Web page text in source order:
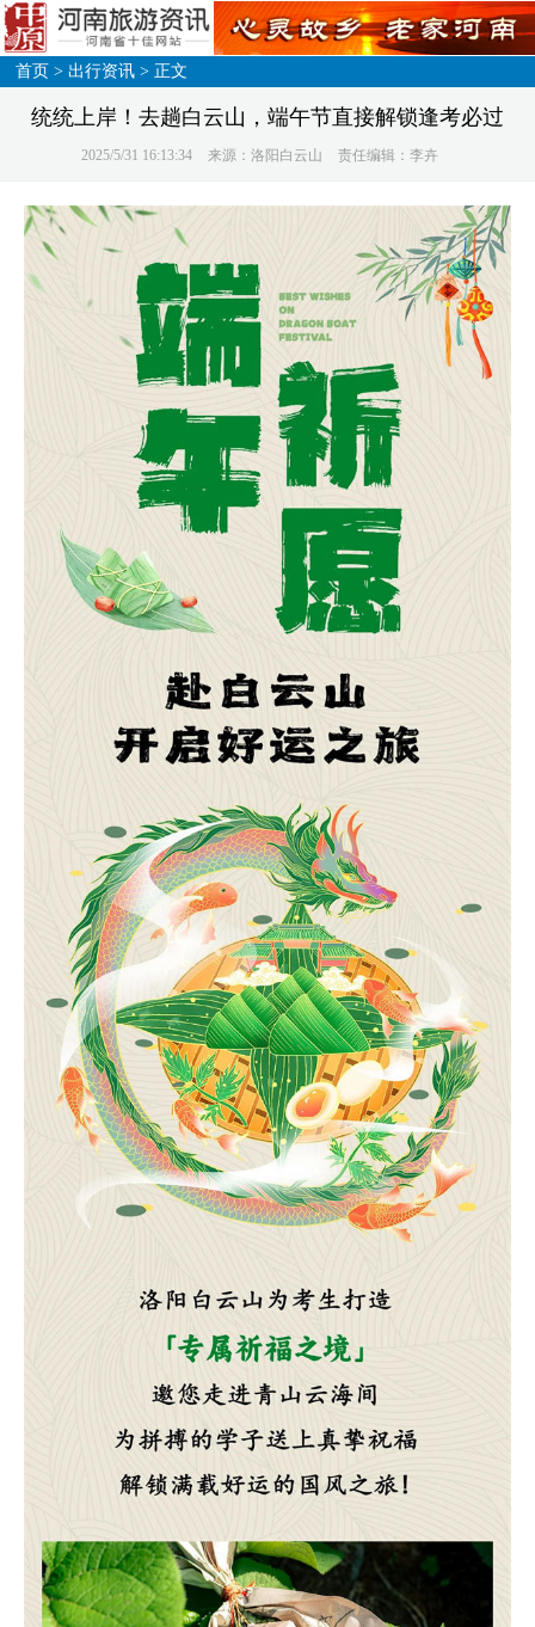
首页 >出行资讯 > 正文
统统上岸！去趟白云山，端午节直接解锁逢考必过
2025/5/31 16:13:34 来源：洛阳白云山 责任编辑：李卉